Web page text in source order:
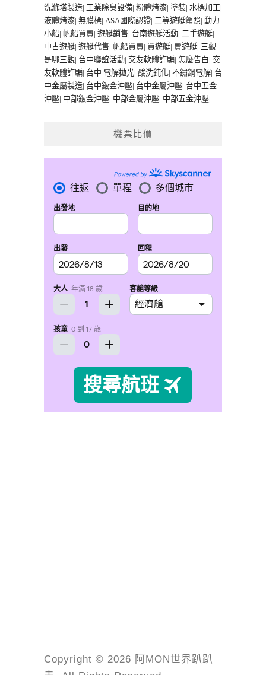
洗滌塔製造| 工業除臭設備| 粉體烤漆| 塗裝| 水標加工|
液體烤漆| 無膜標| ASA國際認證| 二等遊艇駕照| 動力
小船| 帆船買賣| 遊艇銷售| 台南遊艇活動| 二手遊艇|
中古遊艇| 遊艇代售| 帆船買賣| 買遊艇| 賣遊艇| 三觀
是哪三觀| 台中聯誼活動| 交友軟體詐騙| 怎麼告白| 交
友軟體詐騙| 台中 電解拋光| 酸洗鈍化| 不鏽鋼電解| 台
中金屬製造| 台中鈑金沖壓| 台中金屬沖壓| 台中五金
沖壓| 中部鈑金沖壓| 中部金屬沖壓| 中部五金沖壓|
機票比價
Copyright © 2026 阿MON世界趴趴